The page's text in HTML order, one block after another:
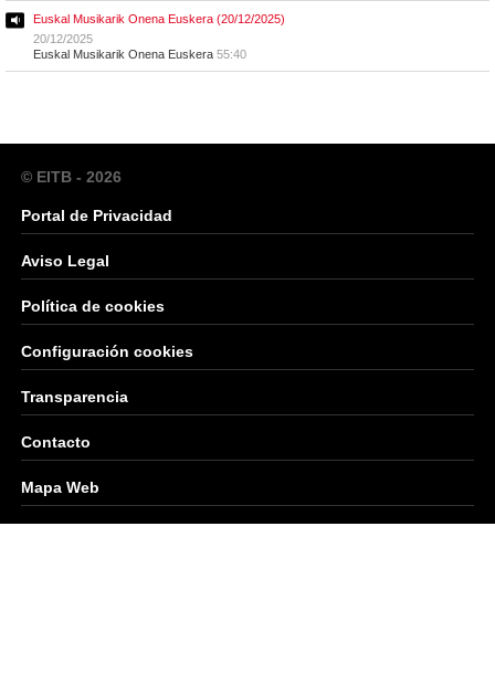
Euskal Musikarik Onena Euskera (20/12/2025)
20/12/2025
Euskal Musikarik Onena Euskera 55:40
© EITB - 2026
Portal de Privacidad
Aviso Legal
Política de cookies
Configuración cookies
Transparencia
Contacto
Mapa Web